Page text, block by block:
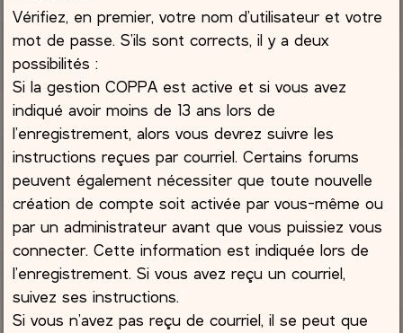
Vérifiez, en premier, votre nom d’utilisateur et votre
mot de passe. S’ils sont corrects, il y a deux
possibilités :
Si la gestion COPPA est active et si vous avez
indiqué avoir moins de 13 ans lors de
l’enregistrement, alors vous devrez suivre les
instructions reçues par courriel. Certains forums
peuvent également nécessiter que toute nouvelle
création de compte soit activée par vous-même ou
par un administrateur avant que vous puissiez vous
connecter. Cette information est indiquée lors de
l’enregistrement. Si vous avez reçu un courriel,
suivez ses instructions.
Si vous n’avez pas reçu de courriel, il se peut que